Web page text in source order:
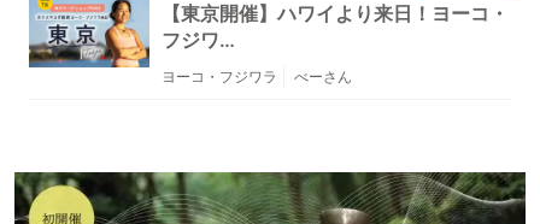
【東京開催】ハワイより来日！ヨーコ・
フジワ…
ヨーコ・フジワラ べーさん